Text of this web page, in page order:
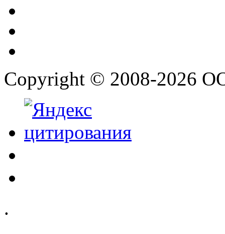
Copyright © 2008-2026
.